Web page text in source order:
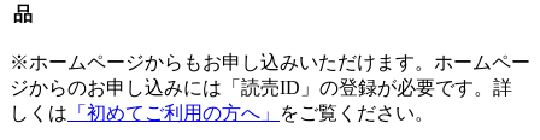
品
※ホームページからもお申し込みいただけます。ホームペー
ジからのお申し込みには「読売ID」の登録が必要です。詳
しくは 「初めてご利用の方へ」 をご覧ください。